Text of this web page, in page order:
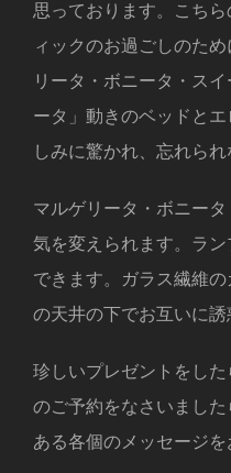
思っております。こち
ィックのお過ごしのた
リータ・ボニータ・ス
ータ」動きのベッドと
しみに驚かれ、忘れら
マルゲリータ・ボニー
気を変えられます。ラ
できます。ガラス繊維
の天井の下でお互いに誘
珍しいプレゼントをし
のご予約をなさいまし
ある各個のメッセージ